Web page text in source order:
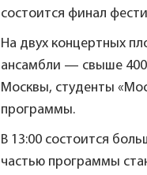
состоится финал
На двух концертных
ансамбли — свыше 400
Москвы, студенты
программы.
В 13:00 состоится
частью программы